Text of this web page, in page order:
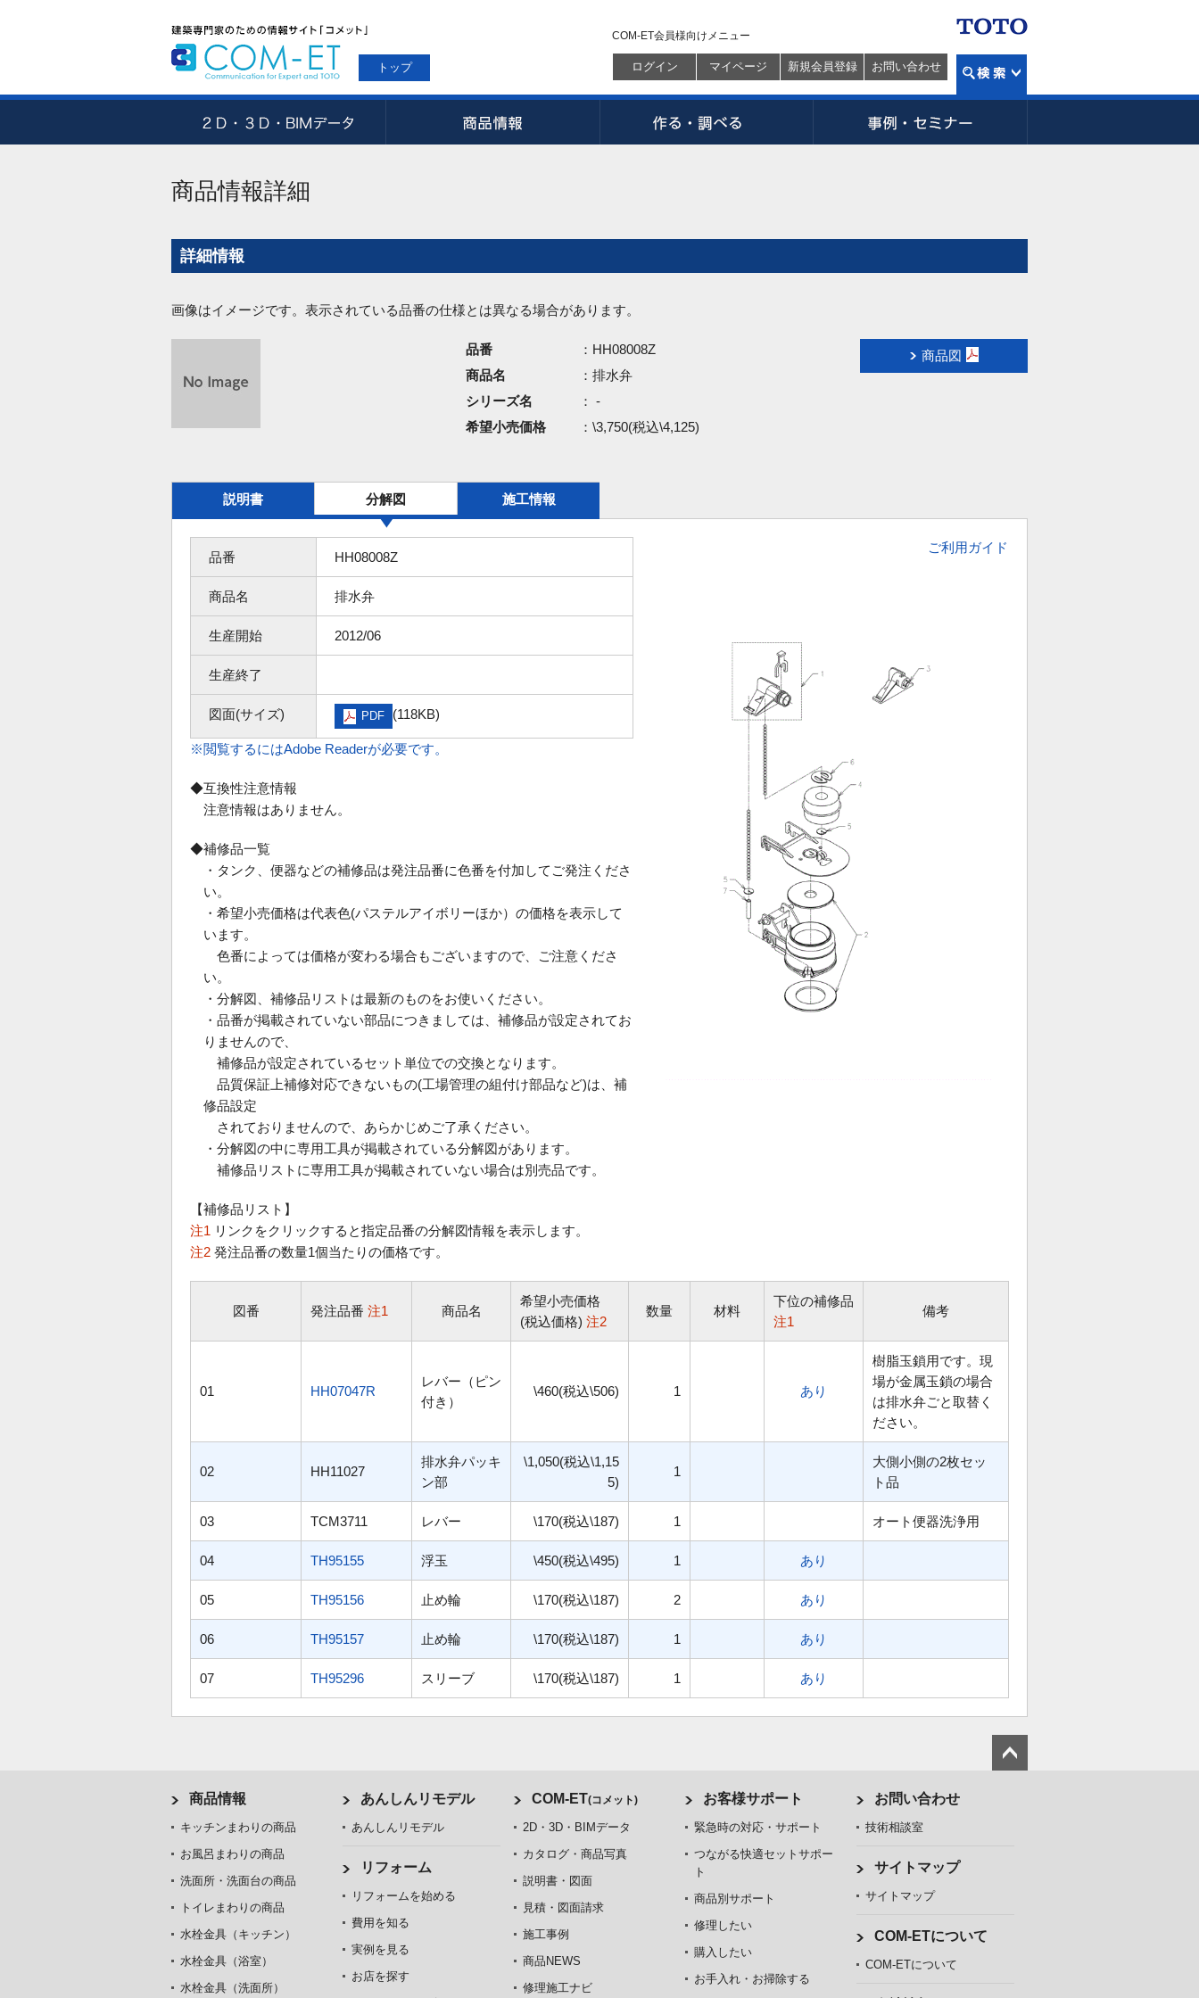
トップ
COM-ET会員様向けメニュー
ログイン マイページ 新規会員登録 お問い合わせ
商品情報詳細
詳細情報
画像はイメージです。表示されている品番の仕様とは異なる場合があります。
品番
：HH08008Z
商品名
：排水弁
シリーズ名
： -
希望小売価格
：\3,750(税込\4,125)
商品図
説明書 分解図 施工情報
品番 HH08008Z
商品名 排水弁
生産開始 2012/06
生産終了
図面(サイズ) PDF (118KB)
※閲覧するにはAdobe Readerが必要です。
◆互換性注意情報
注意情報はありません。
◆補修品一覧
・タンク、便器などの補修品は発注品番に色番を付加してご発注くださ
い。
・希望小売価格は代表色(パステルアイボリーほか）の価格を表示して
います。
色番によっては価格が変わる場合もございますので、ご注意くださ
い。
・分解図、補修品リストは最新のものをお使いください。
・品番が掲載されていない部品につきましては、補修品が設定されてお
りませんので、
補修品が設定されているセット単位での交換となります。
品質保証上補修対応できないもの(工場管理の組付け部品など)は、補
修品設定
されておりませんので、あらかじめご了承ください。
・分解図の中に専用工具が掲載されている分解図があります。
補修品リストに専用工具が掲載されていない場合は別売品です。
ご利用ガイド
【補修品リスト】
注1 リンクをクリックすると指定品番の分解図情報を表示します。
注2 発注品番の数量1個当たりの価格です。
図番 発注品番 注1 商品名
希望小売価格
(税込価格) 注2
数量 材料
下位の補修品
注1
備考
01 HH07047R
レバー（ピン
付き）
\460(税込\506) 1 あり
樹脂玉鎖用です。現
場が金属玉鎖の場合
は排水弁ごと取替く
ださい。
02 HH11027
排水弁パッキ
ン部
\1,050(税込\1,15
5)
1
大側小側の2枚セッ
ト品
03 TCM3711 レバー \170(税込\187) 1 オート便器洗浄用
04 TH95155 浮玉 \450(税込\495) 1 あり
05 TH95156 止め輪 \170(税込\187) 2 あり
06 TH95157 止め輪 \170(税込\187) 1 あり
07 TH95296 スリーブ \170(税込\187) 1 あり
商品情報
キッチンまわりの商品
お風呂まわりの商品
洗面所・洗面台の商品
トイレまわりの商品
水栓金具（キッチン）
水栓金具（浴室）
水栓金具（洗面所）
あんしんリモデル
あんしんリモデル
リフォーム
リフォームを始める
費用を知る
実例を見る
お店を探す
COM-ET(コメット)
2D・3D・BIMデータ
カタログ・商品写真
説明書・図面
見積・図面請求
施工事例
商品NEWS
修理施工ナビ
お客様サポート
緊急時の対応・サポート
つながる快適セットサポー
ト
商品別サポート
修理したい
購入したい
お手入れ・お掃除する
お問い合わせ
技術相談室
サイトマップ
サイトマップ
COM-ETについて
COM-ETについて